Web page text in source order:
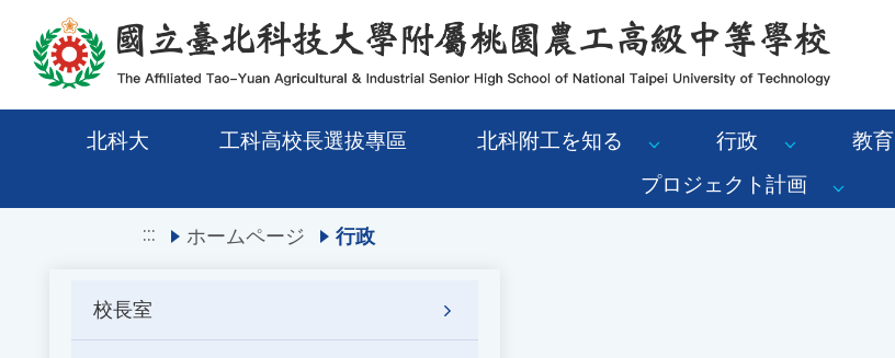
メインコンテンツエリアに移動
北科大 工科高校長選拔專區 北科附工を知る 行政 教育
プロジェクト計画
::: ホームページ 行政
校長室